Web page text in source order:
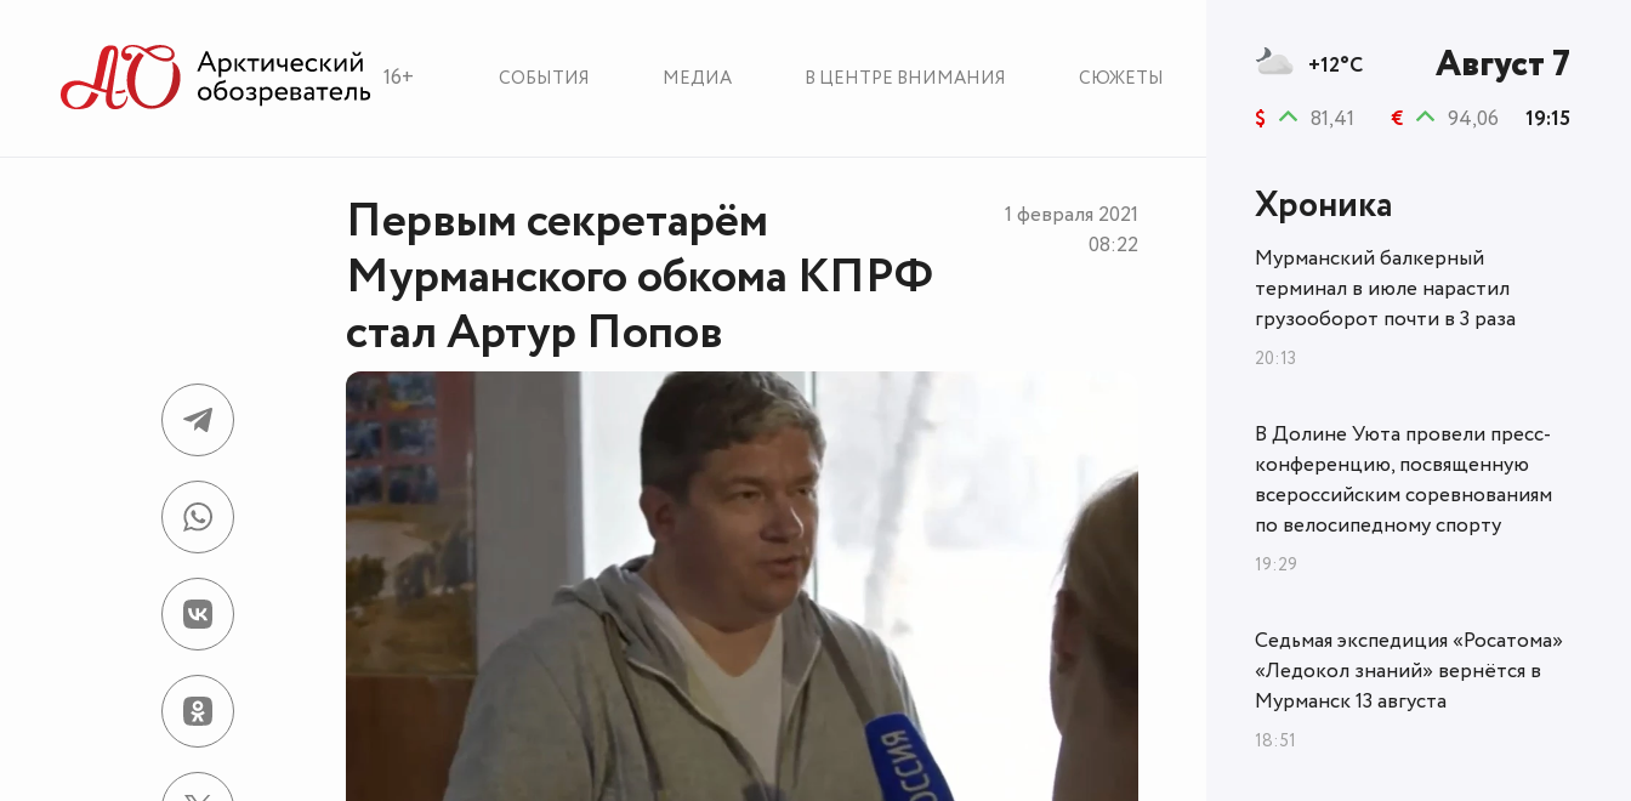
16+ СОБЫТИЯ МЕДИА В ЦЕНТРЕ ВНИМАНИЯ СЮЖЕТЫ
Первым секретарём
Мурманского обкома КПРФ
стал Артур Попов
1 февраля 2021
08:22
+12°C Август 7
$ 81,41 € 94,06 19:15
Хроника
Мурманский балкерный
терминал в июле нарастил
грузооборот почти в 3 раза
20:13
В Долине Уюта провели пресс-
конференцию, посвященную
всероссийским соревнованиям
по велосипедному спорту
19:29
Седьмая экспедиция «Росатома»
«Ледокол знаний» вернётся в
Мурманск 13 августа
18:51